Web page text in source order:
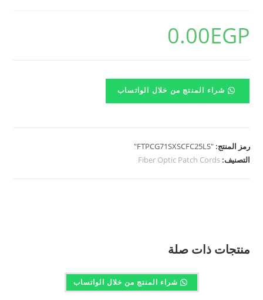
0.00EGP
شراء المنتج من خلال الواتساب
رمز المنتج:"FTPCG71SXSCFC25LS"
التصنيف:Fiber Optic Patch Cords
منتجات ذات صلة
شراء المنتج من خلال الواتساب